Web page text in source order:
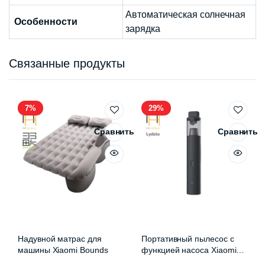
Особенности
Автоматическая солнечная
зарядка
Связанные продукты
7%
Сравнить
Надувной матрас для
машины Xiaomi Bounds
29%
Сравнить
Портативный пылесос с
функцией насоса Xiaomi